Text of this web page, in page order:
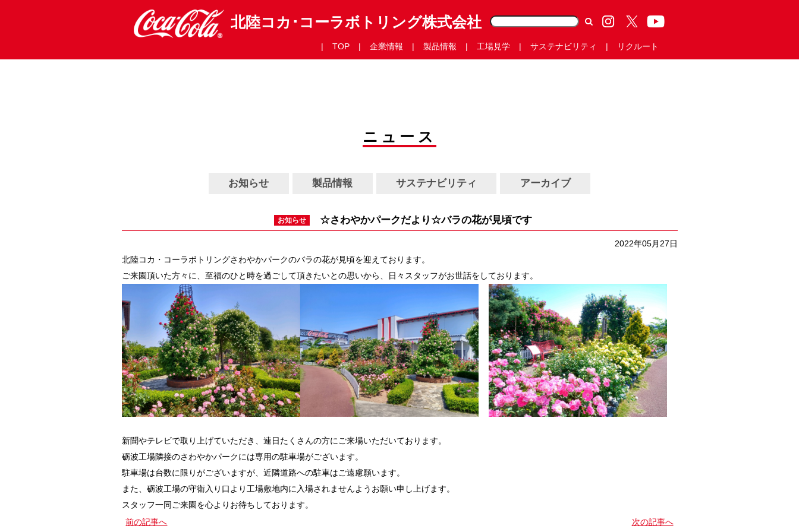
北陸コカ･コーラボトリング株式会社
TOP 企業情報 製品情報 工場見学 サステナビリティ リクルート
ニュース
お知らせ 製品情報 サステナビリティ アーカイブ
お知らせ ☆さわやかパークだより☆バラの花が見頃です
2022年05月27日
北陸コカ・コーラボトリングさわやかパークのバラの花が見頃を迎えております。
ご来園頂いた方々に、至福のひと時を過ごして頂きたいとの思いから、日々スタッフがお世話をしております。
新聞やテレビで取り上げていただき、連日たくさんの方にご来場いただいております。
砺波工場隣接のさわやかパークには専用の駐車場がございます。
駐車場は台数に限りがございますが、近隣道路への駐車はご遠慮願います。
また、砺波工場の守衛入り口より工場敷地内に入場されませんようお願い申し上げます。
スタッフ一同ご来園を心よりお待ちしております。
次の記事へ
前の記事へ